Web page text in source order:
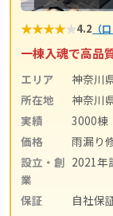
★★★★★4.2 （
一棟入魂で高品
エリア
神奈川
所在地
神奈川
実績
3000棟
価格
雨漏り
設立・創
業
2021年
保証 自社保